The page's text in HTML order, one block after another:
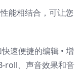
能相结合，可让您
速便捷的编辑 • 增
roll、声音效果和音